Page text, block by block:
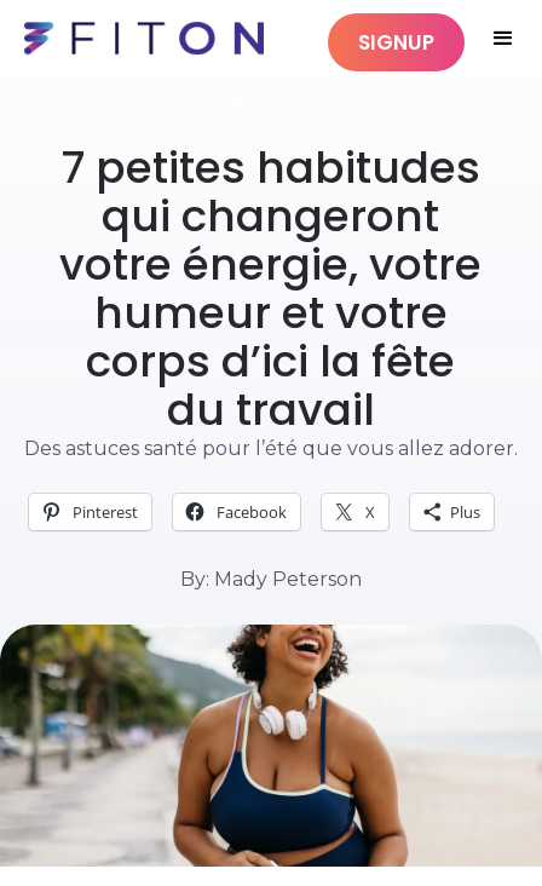
SIGNUP
7 petites habitudes
qui changeront
votre énergie, votre
humeur et votre
corps d’ici la fête
du travail
Des astuces santé pour l’été que vous allez adorer.
Pinterest Facebook X Plus
By: Mady Peterson